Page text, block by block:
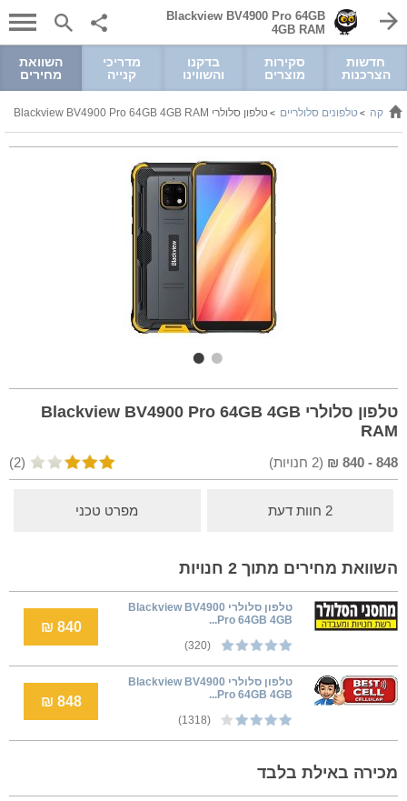
Blackview BV4900 Pro 64GB
4GB RAM
חדשות
הצרכנות
סקירות
מוצרים
בדקנו
והשווינו
מדריכי
קנייה
השוואת
מחירים
> טלפונים סלולריים >טלפון סלולרי Blackview BV4900 Pro 64GB 4GB RAM
טלפון סלולרי Blackview BV4900 Pro 64GB 4GB
RAM
848
-
840
₪
(
2 חנויות) (2)
2 חוות דעת מפרט טכני
השוואת מחירים מתוך 2 חנויות
טלפון סלולרי Blackview BV4900
Pro 64GB 4GB...
(320)
840 ₪
טלפון סלולרי Blackview BV4900
Pro 64GB 4GB...
(1318)
848 ₪
מכירה באילת בלבד